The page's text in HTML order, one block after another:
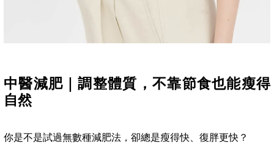
中醫減肥｜調整體質，不靠節食也能瘦得
自然
你是不是試過無數種減肥法，卻總是瘦得快、復胖更快？